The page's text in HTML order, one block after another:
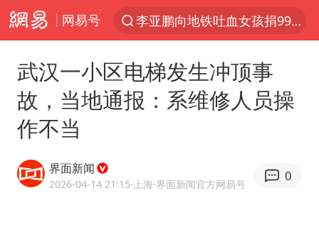
网易号
李亚鹏向地铁吐血女孩捐99999元
台风白海豚可能在浙江登陆
38岁山东财大教授刘海明逝世
武汉一小区电梯发生冲顶事
故，当地通报：系维修人员操
作不当
界面新闻
2026-04-14 21:15·上海·界面新闻官方网易号
0